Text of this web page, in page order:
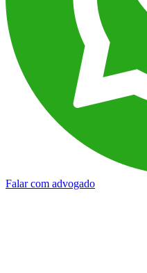
Falar com advogado